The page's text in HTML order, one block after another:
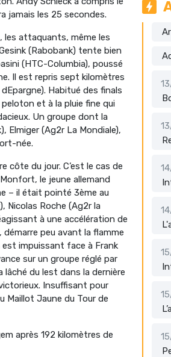
jamais les 25 secondes.
les attaquants, même les
(Rabobank) tente bien
(HTC-Columbia), poussé
Il est repris sept kilomètres
Habitué des finals
et à la pluie fine qui
Un groupe dont la
Elmiger (Ag2r La Mondiale),
née.
côte du jour. C’est le cas de
le jeune allemand
– il était pointé 3ème au
Nicolas Roche (Ag2r la
à une accélération de
peu avant la flamme
est impuissant face à Frank
sur un groupe réglé par
du lest dans la dernière
Insuffisant pour
Maillot Jaune du Tour de
après 192 kilomètres de